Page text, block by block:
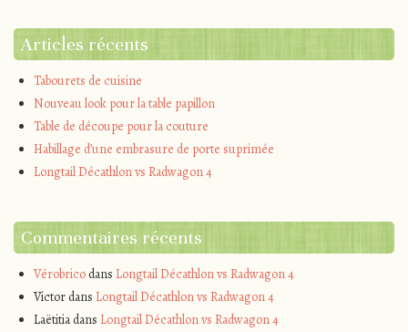
Articles récents
Tabourets de cuisine
Nouveau look pour la table papillon
Table de découpe pour la couture
Habillage d’une embrasure de porte suprimée
Longtail Décathlon vs Radwagon 4
Commentaires récents
Vérobricodans Longtail Décathlon vs Radwagon 4
Victordans Longtail Décathlon vs Radwagon 4
Laëtitiadans Longtail Décathlon vs Radwagon 4